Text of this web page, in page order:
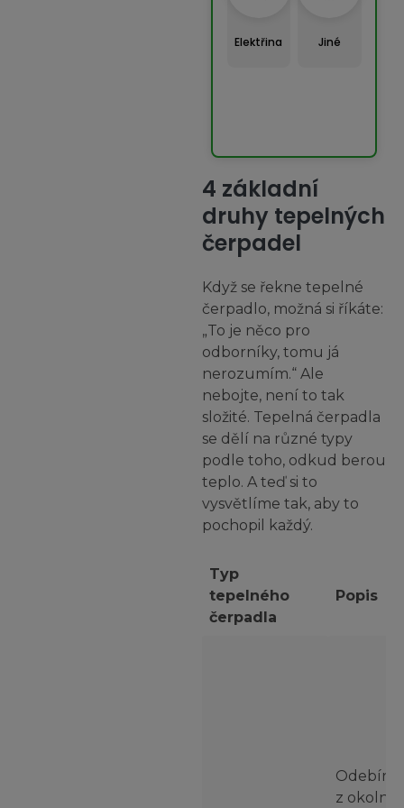
Elektřina Jiné
4 základní
druhy tepelných
čerpadel
Když se řekne tepelné
čerpadlo, možná si říkáte:
„To je něco pro
odborníky, tomu já
nerozumím.“ Ale
nebojte, není to tak
složité. Tepelná čerpadla
se dělí na různé typy
podle toho, odkud berou
teplo. A teď si to
vysvětlíme tak, aby to
pochopil každý.
Typ
tepelného
čerpadla
Popis
Odebírá
z